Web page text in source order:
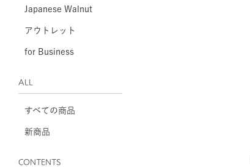
Japanese Walnut
アウトレット
for Business
ALL
すべての商品
新商品
CONTENTS